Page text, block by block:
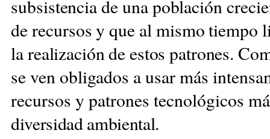
subsistencia de una población
derecursos y que al mismo tiempo
larealización de estos patrones.
se ven obligados a usar más
recursos y patrones tecnológicos
diversidad ambiental.